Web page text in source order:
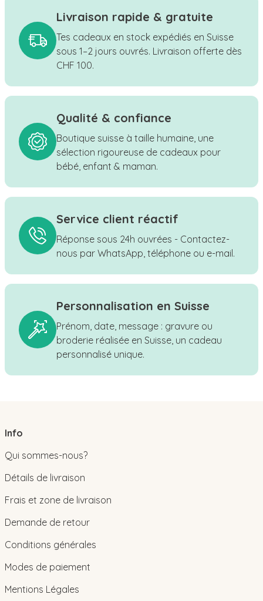
Livraison rapide & gratuite
Tes cadeaux en stock expédiés en Suisse
sous 1–2 jours ouvrés. Livraison offerte dès
CHF 100.
Qualité & confiance
Boutique suisse à taille humaine, une
sélection rigoureuse de cadeaux pour
bébé, enfant & maman.
Service client réactif
Réponse sous 24h ouvrées - Contactez-
nous par WhatsApp, téléphone ou e-mail.
Personnalisation en Suisse
Prénom, date, message : gravure ou
broderie réalisée en Suisse, un cadeau
personnalisé unique.
Info
Qui sommes-nous?
Détails de livraison
Frais et zone de livraison
Demande de retour
Conditions générales
Modes de paiement
Mentions Légales